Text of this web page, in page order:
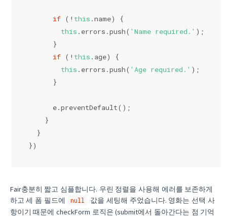
if (! this .name) {
this .errors.push( 'Name required.' );
      }
if (! this .age) {
this .errors.push( 'Age required.' );
      }
      e.preventDefault();
    }
  }
})
Fair충분히 짧고 심플합니다. 우린 정렬을 사용해 에러를 보존하게
하고 세 폼 필드에
null
값을 세팅해 주었습니다. 영화는 선택 사
항이기 때문에 checkForm 로직은 (submit에서 돌아간다는 점 기억